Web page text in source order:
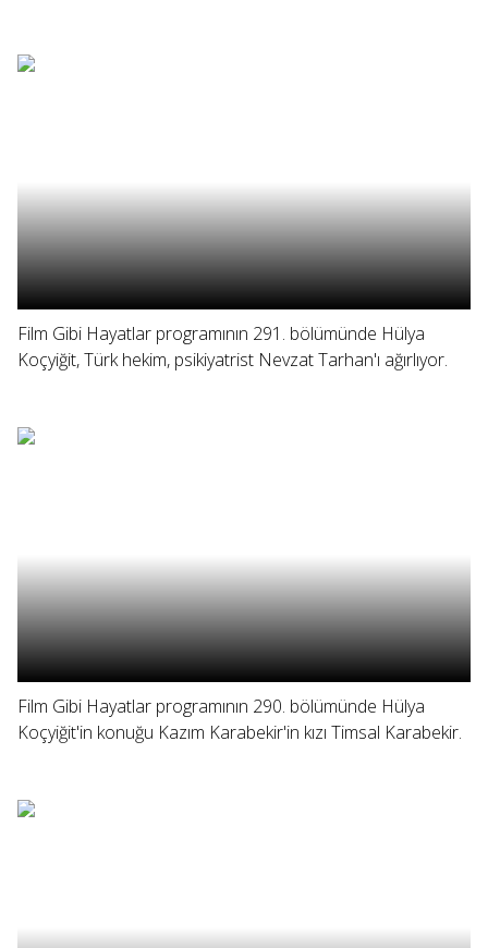
Film Gibi Hayatlar programının 291. bölümünde Hülya
Koçyiğit, Türk hekim, psikiyatrist Nevzat Tarhan'ı ağırlıyor.
Film Gibi Hayatlar programının 290. bölümünde Hülya
Koçyiğit'in konuğu Kazım Karabekir'in kızı Timsal Karabekir.